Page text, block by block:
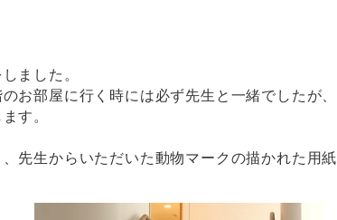
ました。
お部屋に行く時には必ず先生と一緒でしたが、
す。
先生からいただいた動物マークの描かれた用紙